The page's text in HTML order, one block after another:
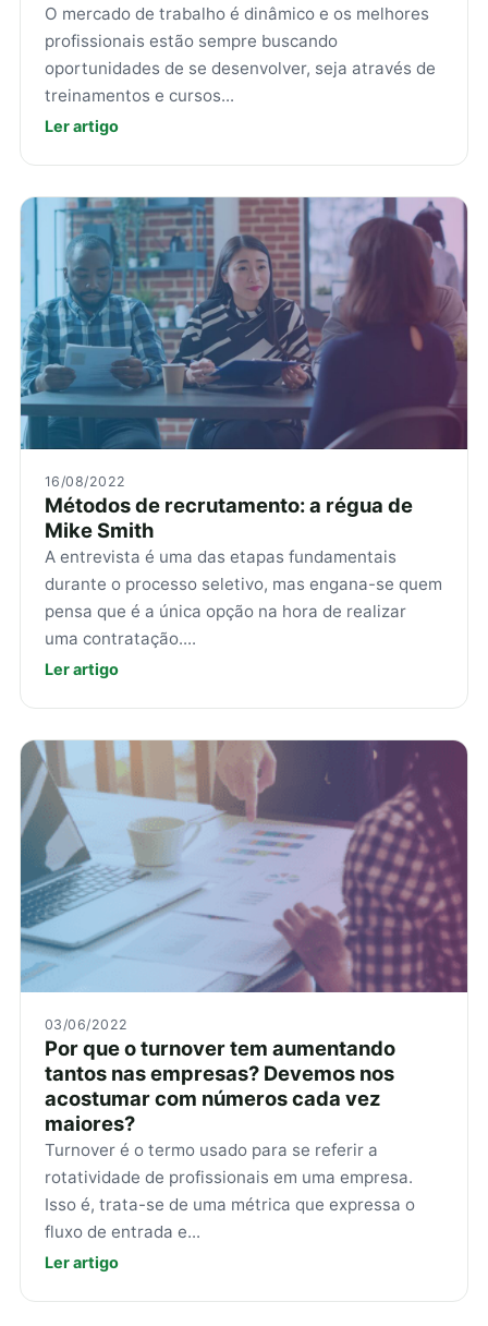
O mercado de trabalho é dinâmico e os melhores
profissionais estão sempre buscando
oportunidades de se desenvolver, seja através de
treinamentos e cursos...
Ler artigo
16/08/2022
Métodos de recrutamento: a régua de
Mike Smith
A entrevista é uma das etapas fundamentais
durante o processo seletivo, mas engana-se quem
pensa que é a única opção na hora de realizar
uma contratação....
Ler artigo
03/06/2022
Por que o turnover tem aumentando
tantos nas empresas? Devemos nos
acostumar com números cada vez
maiores?
Turnover é o termo usado para se referir a
rotatividade de profissionais em uma empresa.
Isso é, trata-se de uma métrica que expressa o
fluxo de entrada e...
Ler artigo